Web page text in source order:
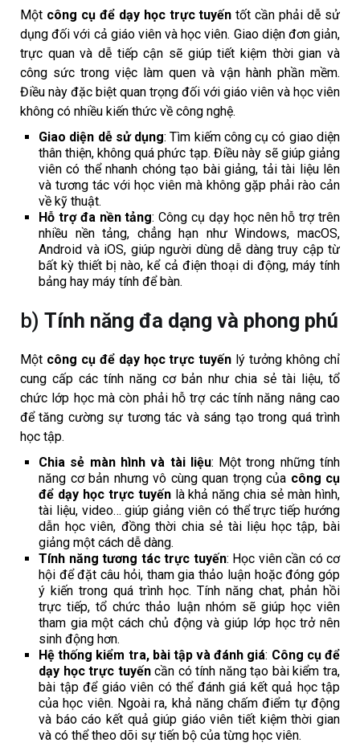
Một công cụ để dạy học trực tuyến tốt cần phải dễ sử
dụng đối với cả giáo viên và học viên. Giao diện đơn giản,
trực quan và dễ tiếp cận sẽ giúp tiết kiệm thời gian và
công sức trong việc làm quen và vận hành phần mềm.
Điều này đặc biệt quan trọng đối với giáo viên và học viên
không có nhiều kiến thức về công nghệ.
Giao diện dễ sử dụng: Tìm kiếm công cụ có giao diện
thân thiện, không quá phức tạp. Điều này sẽ giúp giảng
viên có thể nhanh chóng tạo bài giảng, tải tài liệu lên
và tương tác với học viên mà không gặp phải rào cản
về kỹ thuật.
Hỗ trợ đa nền tảng: Công cụ dạy học nên hỗ trợ trên
nhiều nền tảng, chẳng hạn như Windows, macOS,
Android và iOS, giúp người dùng dễ dàng truy cập từ
bất kỳ thiết bị nào, kể cả điện thoại di động, máy tính
bảng hay máy tính để bàn.
b) Tính năng đa dạng và phong phú
Một công cụ để dạy học trực tuyến lý tưởng không chỉ
cung cấp các tính năng cơ bản như chia sẻ tài liệu, tổ
chức lớp học mà còn phải hỗ trợ các tính năng nâng cao
để tăng cường sự tương tác và sáng tạo trong quá trình
học tập.
Chia sẻ màn hình và tài liệu: Một trong những tính
năng cơ bản nhưng vô cùng quan trọng của công cụ
để dạy học trực tuyếnlà khả năng chia sẻ màn hình,
tài liệu, video… giúp giảng viên có thể trực tiếp hướng
dẫn học viên, đồng thời chia sẻ tài liệu học tập, bài
giảng một cách dễ dàng.
Tính năng tương tác trực tuyến: Học viên cần có cơ
hội để đặt câu hỏi, tham gia thảo luận hoặc đóng góp
ý kiến trong quá trình học. Tính năng chat, phản hồi
trực tiếp, tổ chức thảo luận nhóm sẽ giúp học viên
tham gia một cách chủ động và giúp lớp học trở nên
sinh động hơn.
Hệ thống kiểm tra, bài tập và đánh giá: Công cụ để
dạy học trực tuyếncần có tính năng tạo bài kiểm tra,
bài tập để giáo viên có thể đánh giá kết quả học tập
của học viên. Ngoài ra, khả năng chấm điểm tự động
và báo cáo kết quả giúp giáo viên tiết kiệm thời gian
và có thể theo dõi sự tiến bộ của từng học viên.